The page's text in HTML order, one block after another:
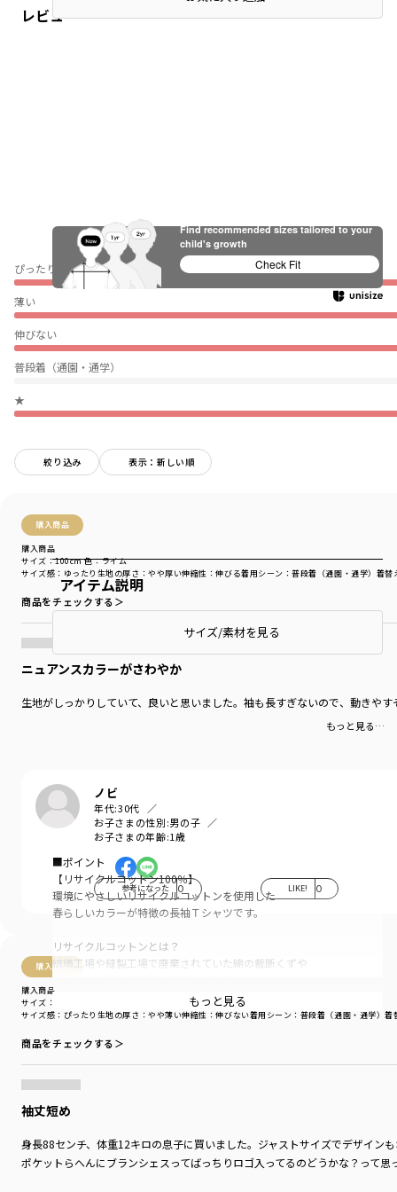
レビュー
ぴったり
薄い
伸びない
普段着（通園・通学）
★
絞り込み 表示：新しい順
購入商品
購入商品
サイズ感 ：ゆったり 生地の厚さ ：やや厚い伸縮性 ：伸びる着用シーン ：普段着（通園・通学） 着替
サイズ：100cm色：ライム
商品をチェックする＞
ニュアンスカラーがさわやか
生地がしっかりしていて、良いと思いました。袖も長すぎないので、動きやす
もっと見る…
ノビ
年代:30代
お子さまの性別:男の子
お子さまの年齢:1歳
参考になった 0 LIKE! 0
購入商品
購入商品
サイズ感 ：ぴったり 生地の厚さ ：やや薄い伸縮性 ：伸びない着用シーン ：普段着（通園・通学）着
サイズ：90cm
商品をチェックする＞
袖丈短め
身長88センチ、体重12キロの息子に買いました。ジャストサイズでデザイン
ポケットらへんにブランシェスってばっちりロゴ入ってるのどうかな？って
アイテム説明
サイズ/素材を見る
■ポイント
【リサイクルコットン100％】
環境にやさしいリサイクルコットンを使用した
春らしいカラーが特徴の長袖Ｔシャツです。
リサイクルコットンとは？
紡績工場や縫製工場で廃棄されていた綿の裁断くずや
落ちわたを集めて裁断して作った糸です。
独特の柔らかい風合いや色合いが
水色やピンクなどの明るめカラーを取り入れた
春コーデにおすすめ！
360度おしゃれに見えるデザインで
立体的で抜け感のあるシルエットです。
もっと見る
Find recommended sizes tailored to your
child's growth
Check Fit